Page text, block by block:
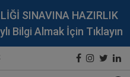
SINAVINA HAZIRLIK
Bilgi Almak İçin Tıklayın